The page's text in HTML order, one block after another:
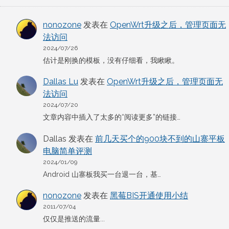
nonozone 发表在 OpenWrt升级之后，管理页面无
法访问
2024/07/26
估计是刚换的模板，没有仔细看，我瞅瞅。
Dallas Lu 发表在 OpenWrt升级之后，管理页面无
法访问
2024/07/20
文章内容中插入了太多的“阅读更多”的链接…
Dallas 发表在 前几天买个的900块不到的山寨平板
电脑简单评测
2024/01/09
Android 山寨板我买一台退一台，基…
nonozone 发表在 黑莓BIS开通使用小结
2011/07/04
仅仅是推送的流量...